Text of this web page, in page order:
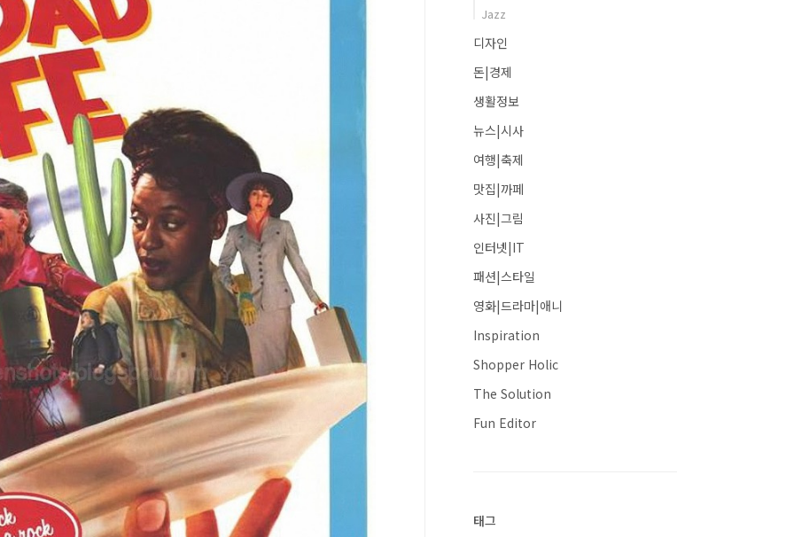
Jazz
디자인
돈|경제
생활정보
뉴스|시사
여행|축제
맛집|까페
사진|그림
인터넷|IT
패션|스타일
영화|드라마|애니
Inspiration
Shopper Holic
The Solution
Fun Editor
태그